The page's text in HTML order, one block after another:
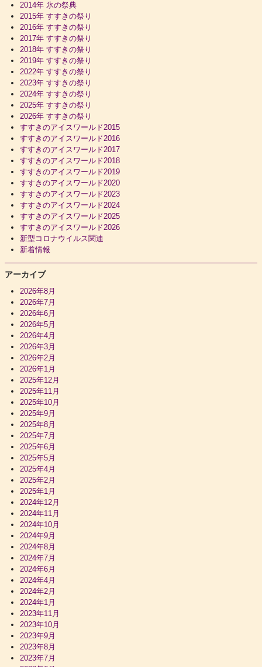
2014年 氷の祭典
2015年 すすきの祭り
2016年 すすきの祭り
2017年 すすきの祭り
2018年 すすきの祭り
2019年 すすきの祭り
2022年 すすきの祭り
2023年 すすきの祭り
2024年 すすきの祭り
2025年 すすきの祭り
2026年 すすきの祭り
すすきのアイスワールド2015
すすきのアイスワールド2016
すすきのアイスワールド2017
すすきのアイスワールド2018
すすきのアイスワールド2019
すすきのアイスワールド2020
すすきのアイスワールド2023
すすきのアイスワールド2024
すすきのアイスワールド2025
すすきのアイスワールド2026
新型コロナウイルス関連
新着情報
アーカイブ
2026年8月
2026年7月
2026年6月
2026年5月
2026年4月
2026年3月
2026年2月
2026年1月
2025年12月
2025年11月
2025年10月
2025年9月
2025年8月
2025年7月
2025年6月
2025年5月
2025年4月
2025年2月
2025年1月
2024年12月
2024年11月
2024年10月
2024年9月
2024年8月
2024年7月
2024年6月
2024年4月
2024年2月
2024年1月
2023年11月
2023年10月
2023年9月
2023年8月
2023年7月